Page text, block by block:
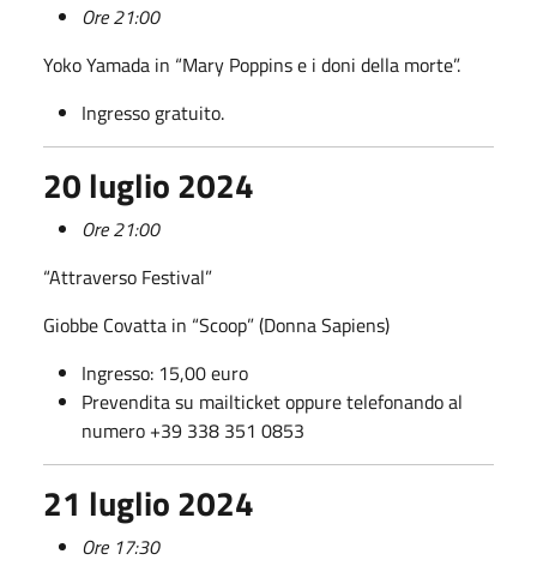
Ore 21:00
Yoko Yamada in “Mary Poppins e i doni della morte”.
Ingresso gratuito.
20 luglio 2024
Ore 21:00
“Attraverso Festival”
Giobbe Covatta in “Scoop” (Donna Sapiens)
Ingresso: 15,00 euro
Prevendita su mailticket oppure telefonando al
numero +39 338 351 0853
21 luglio 2024
Ore 17:30